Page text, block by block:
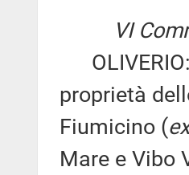
VI
proprietà
Fiumicino (ex
Mare e Vibo